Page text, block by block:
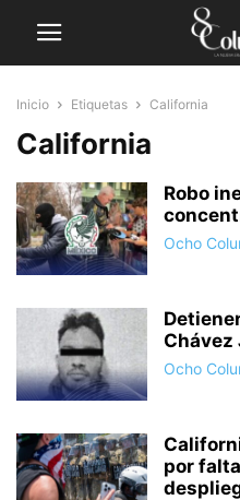
Inicio Etiquetas California
California
Robo
Ocho
Chávez
Ocho
por